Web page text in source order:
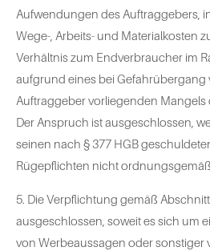
Aufwendungen des Auftraggebers,
Wege-, Arbeits- und Materialkosten
Verhältnis zum Endverbraucher im
aufgrund eines bei Gefahrübergang
Auftraggeber vorliegenden Mangels
Der Anspruch ist ausgeschlossen,
seinen nach § 377 HGB
Rügepflichten nicht
5. Die Verpflichtung gemäß Abschnitt
ausgeschlossen, soweit es sich um
von Werbeaussagen oder sonstiger